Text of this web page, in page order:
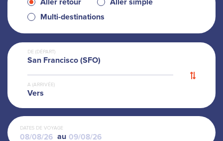
Aller retour
Aller simple
Multi-destinations
DE (DÉPART)
San Francisco (SFO)
A (ARRIVÉE)
Vers
DATES DE VOYAGE
au